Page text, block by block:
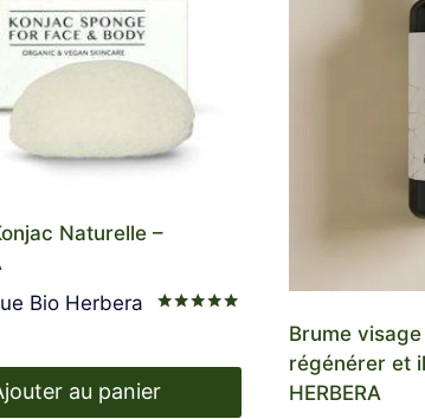
Naturelle –
Bio Herbera
au panier
Brume
régénérer et
HERBERA